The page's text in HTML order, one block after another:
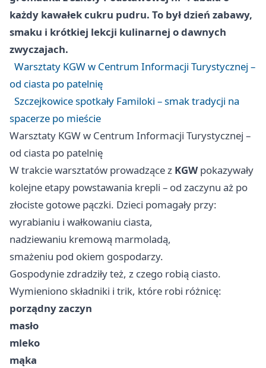
każdy kawałek cukru pudru. To był dzień zabawy,
smaku i krótkiej lekcji kulinarnej o dawnych
zwyczajach.
Warsztaty KGW w Centrum Informacji Turystycznej –
od ciasta po patelnię
Szczejkowice spotkały Familoki – smak tradycji na
spacerze po mieście
Warsztaty KGW w Centrum Informacji Turystycznej –
od ciasta po patelnię
W trakcie warsztatów prowadzące z KGW pokazywały
kolejne etapy powstawania krepli – od zaczynu aż po
złociste gotowe pączki. Dzieci pomagały przy:
wyrabianiu i wałkowaniu ciasta,
nadziewaniu kremową marmoladą,
smażeniu pod okiem gospodarzy.
Gospodynie zdradziły też, z czego robią ciasto.
Wymieniono składniki i trik, które robi różnicę:
porządny zaczyn
masło
mleko
mąka